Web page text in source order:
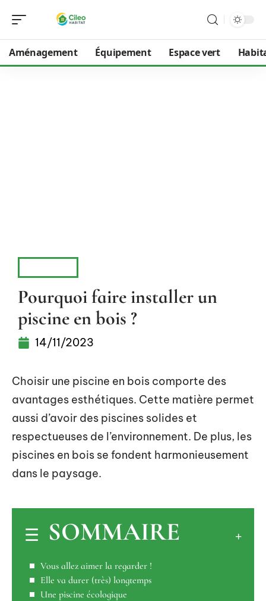
Aménagement Équipement Espace vert
Pourquoi faire installer un
piscine en bois ?
14/11/2023
Choisir une piscine en bois comporte des
avantages esthétiques. Cette matière permet
aussi d’avoir des piscines solides et
respectueuses de l’environnement. De plus, les
piscines en bois se fondent harmonieusement
dans le paysage.
SOMMAIRE
Vous allez aimer la regarder !
Elle va durer (très) longtemps
Une piscine écologique